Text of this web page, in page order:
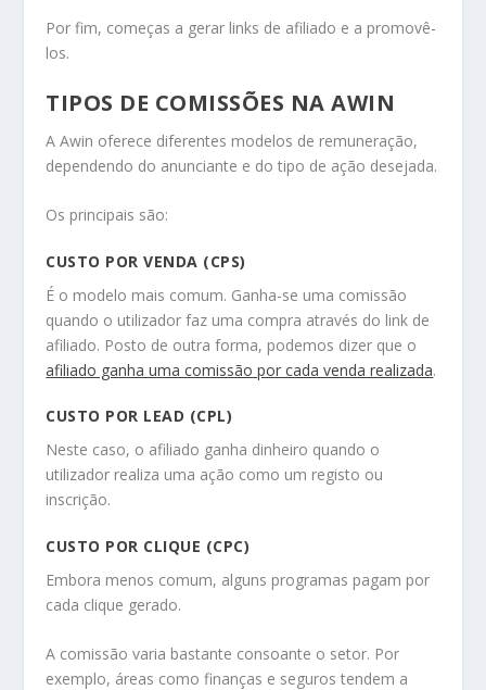
Por fim, começas a gerar links de afiliado e a promovê-
los.
TIPOS DE COMISSÕES NA AWIN
A Awin oferece diferentes modelos de remuneração,
dependendo do anunciante e do tipo de ação desejada.
Os principais são:
CUSTO POR VENDA (CPS)
É o modelo mais comum. Ganha-se uma comissão
quando o utilizador faz uma compra através do link de
afiliado. Posto de outra forma, podemos dizer que o
afiliado ganha uma comissão por cada venda realizada.
CUSTO POR LEAD (CPL)
Neste caso, o afiliado ganha dinheiro quando o
utilizador realiza uma ação como um registo ou
inscrição.
CUSTO POR CLIQUE (CPC)
Embora menos comum, alguns programas pagam por
cada clique gerado.
A comissão varia bastante consoante o setor. Por
exemplo, áreas como finanças e seguros tendem a